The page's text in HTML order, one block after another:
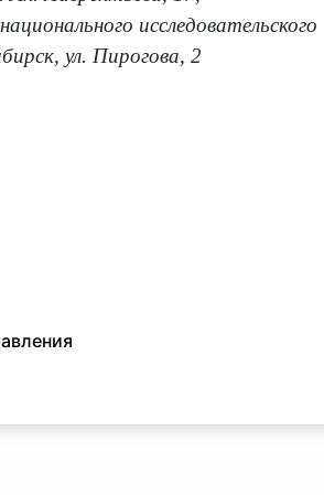
исследовательского
ул. Пирогова, 2